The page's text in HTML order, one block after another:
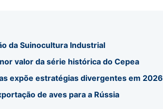
da Suinocultura Industrial
valor da série histórica do Cepea
expõe estratégias divergentes em 2026
de aves para a Rússia